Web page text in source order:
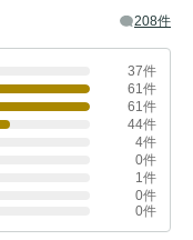
208件
37件
61件
61件
44件
4件
0件
1件
0件
0件